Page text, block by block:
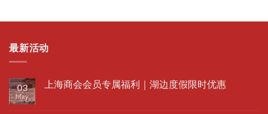
最新活动
03
May
上海商会会员专属福利｜湖边度假限时优惠